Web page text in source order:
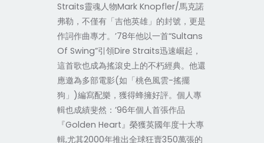
Straits靈魂人物Mark Knopfler/馬克諾
弗勒，不僅有「吉他英雄」的封號，更是
作詞作曲專才。’78年他以一首“Sultans
Of Swing”引領Dire Straits迅速崛起，
這首歌也成為搖滾史上的不朽經典。他還
應邀為多部電影(如「桃色風雲-搖擺
狗」)編寫配樂，獲得蜂擁好評。個人專
輯也成績斐然：’96年個人首張作品
『Golden Heart』榮獲英國年度十大專
輯,尤其2000年推出全球狂賣350萬張的